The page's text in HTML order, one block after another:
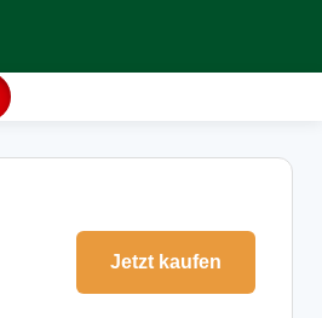
Jetzt kaufen